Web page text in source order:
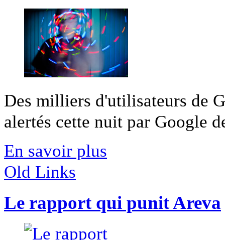
Des milliers d'utilisateurs de
alertés cette nuit par Google
En savoir plus
Old Links
Le rapport qui punit Areva